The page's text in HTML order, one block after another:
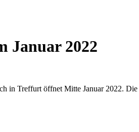
Januar 2022
in Treffurt öffnet Mitte Januar 2022.